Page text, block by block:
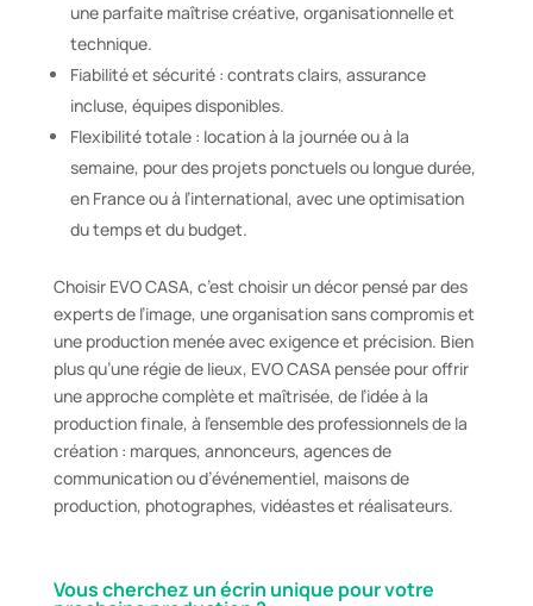
une parfaite maîtrise créative, organisationnelle et
technique.
Fiabilité et sécurité : contrats clairs, assurance
incluse, équipes disponibles.
Flexibilité totale : location à la journée ou à la
semaine, pour des projets ponctuels ou longue durée,
en France ou à l’international, avec une optimisation
du temps et du budget.
Choisir EVO CASA, c’est choisir un décor pensé par des
experts de l’image, une organisation sans compromis et
une production menée avec exigence et précision. Bien
plus qu’une régie de lieux, EVO CASA pensée pour offrir
une approche complète et maîtrisée, de l’idée à la
production finale, à l’ensemble des professionnels de la
création : marques, annonceurs, agences de
communication ou d’événementiel, maisons de
production, photographes, vidéastes et réalisateurs.
Vous cherchez un écrin unique pour votre